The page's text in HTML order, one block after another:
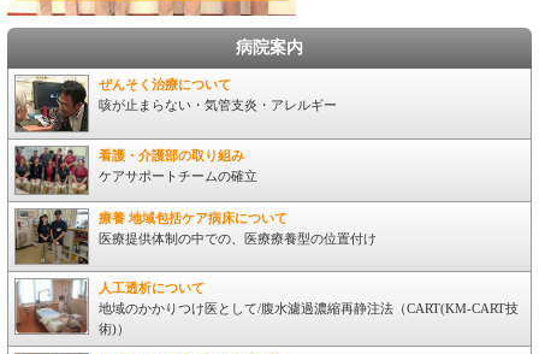
病院案内
ぜんそく治療について
咳が止まらない・気管支炎・アレルギー
看護・介護部の取り組み
ケアサポートチームの確立
療養 地域包括ケア病床について
医療提供体制の中での、医療療養型の位置付け
人工透析について
地域のかかりつけ医として/腹水濾過濃縮再静注法（CART(KM-CART技
術)）